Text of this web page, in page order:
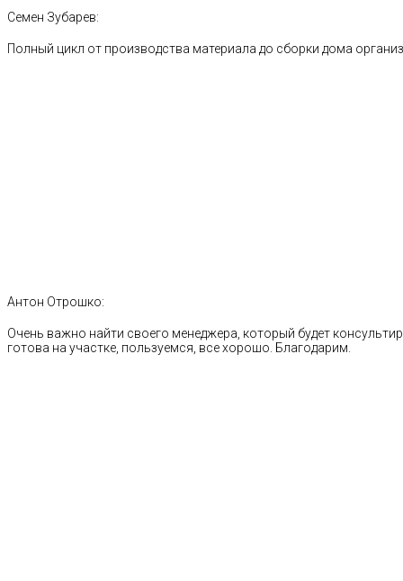
Семен Зубарев:
Полный цикл от производства материала до сборки дома
Антон Отрошко:
Очень важно найти своего менеджера, который будет
готова на участке, пользуемся, все хорошо. Благодарим.